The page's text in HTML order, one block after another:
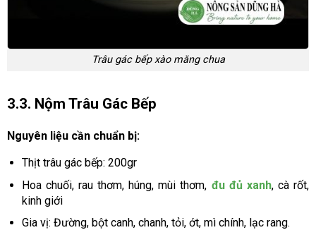
Trâu gác bếp xào măng chua
3.3. Nộm Trâu Gác Bếp
Nguyên liệu cần chuẩn bị:
Thịt trâu gác bếp: 200gr
Hoa chuối, rau thơm, húng, mùi thơm, đu đủ xanh, cà rốt,
kinh giới
Gia vị: Đường, bột canh, chanh, tỏi, ớt, mì chính, lạc rang.